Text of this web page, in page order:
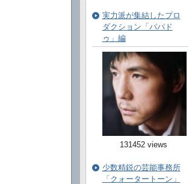
実力派が集結したプロ
ダクション「パパド
ゥ」編
131452 views
少数精鋭の芸能事務所
「クォータートーン」